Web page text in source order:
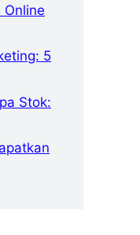
Online
5
Stok: